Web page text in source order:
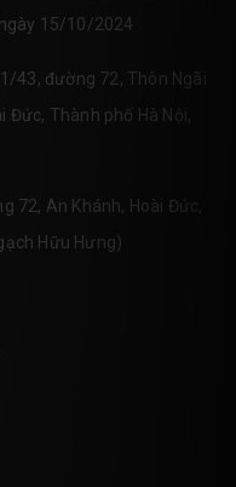
15/10/2024
43, đường 72, Thôn Ngãi
Đức, Thành phố Hà Nội,
72, An Khánh, Hoài Đức,
Hữu Hưng)